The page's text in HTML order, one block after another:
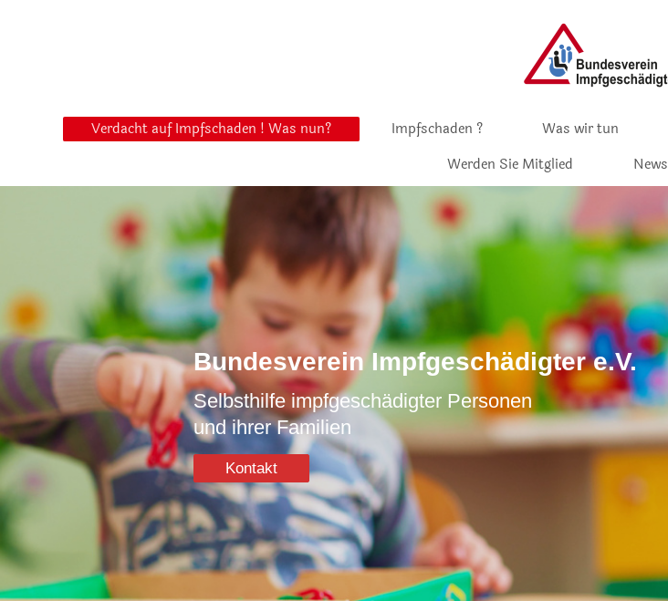
Verdacht auf Impfschaden ! Was nun? Impfschaden ? Was wir tun
Werden Sie Mitglied
News
Bundesverein Impfgeschädigter e.V.
Selbsthilfe impfgeschädigter Personen
und ihrer Familien
Kontakt